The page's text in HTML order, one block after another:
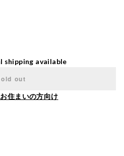
available
out
住まいの方向け